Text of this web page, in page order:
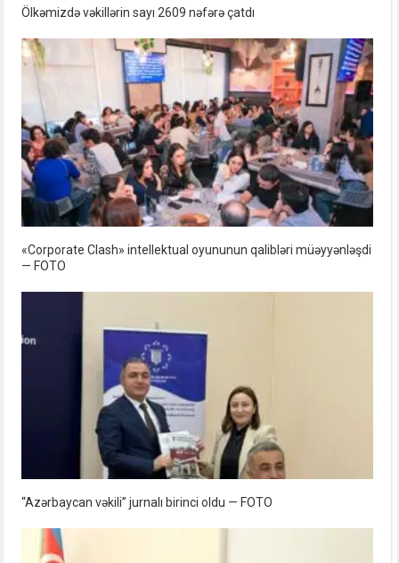
Ölkəmizdə vəkillərin sayı 2609 nəfərə çatdı
«Corporate Clash» intellektual oyununun qalibləri müəyyənləşdi
— FOTO
“Azərbaycan vəkili” jurnalı birinci oldu — FOTO